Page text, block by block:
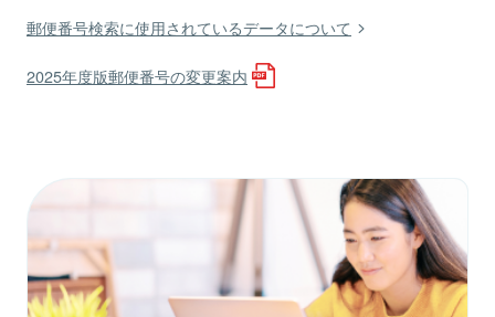
郵便番号検索に使用されているデータについて
2025年度版郵便番号の変更案内